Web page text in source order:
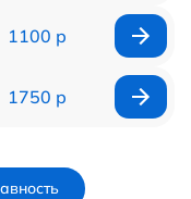
1100 р
1750 р